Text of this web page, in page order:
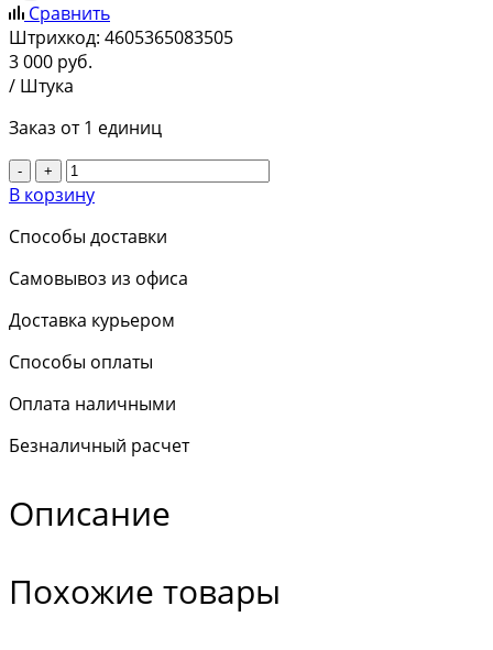
Сравнить
Штрихкод: 4605365083505
3 000 руб.
/ Штука
Заказ от 1 единиц
- +
В корзину
Способы доставки
Самовывоз из офиса
Доставка курьером
Способы оплаты
Оплата наличными
Безналичный расчет
Описание
Похожие товары